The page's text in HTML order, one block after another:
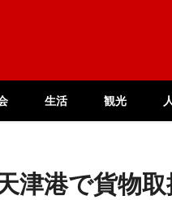
生活 観光
津港で貨物取